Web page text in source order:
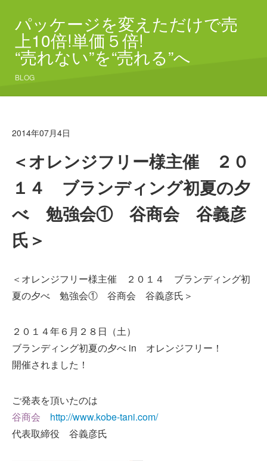
パッケージを変えただけで売
上10倍!単価５倍!
“売れない”を“売れる”へ
BLOG
2014年07月4日
＜オレンジフリー様主催 ２０
１４ ブランディング初夏の夕
べ 勉強会① 谷商会 谷義彦
氏＞
＜オレンジフリー様主催 ２０１４ ブランディング初
夏の夕べ 勉強会① 谷商会 谷義彦氏＞
２０１４年６月２８日（土）
ブランディング初夏の夕べ in オレンジフリー！
開催されました！
ご発表を頂いたのは
谷商会 http://www.kobe-tani.com/
代表取締役 谷義彦氏